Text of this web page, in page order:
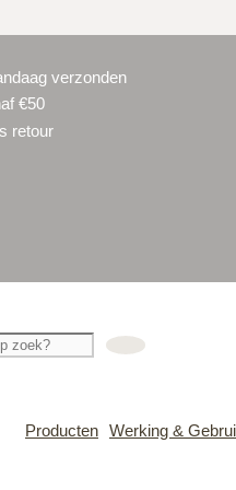
verzonden
€50
retour
Producten Werking &